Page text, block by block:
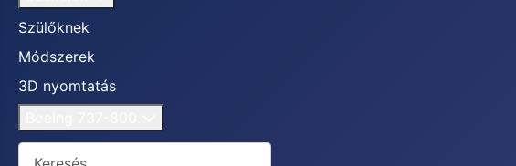
Szülőknek
Módszerek
3D nyomtatás
Keresés...